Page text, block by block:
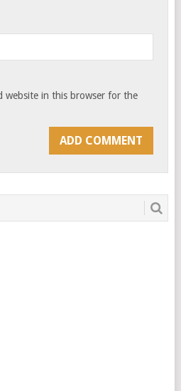
website in this browser for the